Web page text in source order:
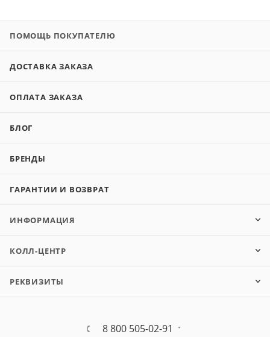
ПОМОЩЬ ПОКУПАТЕЛЮ
ДОСТАВКА ЗАКАЗА
ОПЛАТА ЗАКАЗА
БЛОГ
БРЕНДЫ
ГАРАНТИИ И ВОЗВРАТ
ИНФОРМАЦИЯ
КОЛЛ-ЦЕНТР
РЕКВИЗИТЫ
8 800 505-02-91